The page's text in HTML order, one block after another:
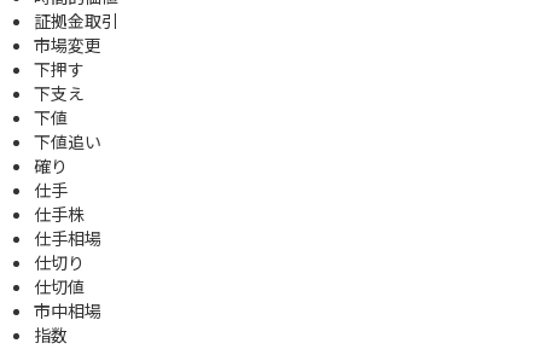
証拠金取引
市場変更
下押す
下支え
下値
下値追い
確り
仕手
仕手株
仕手相場
仕切り
仕切値
市中相場
指数